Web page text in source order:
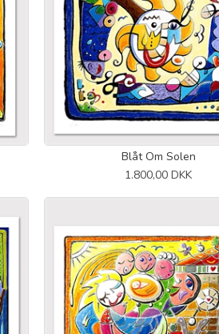
Blåt Om Solen
1.800,00 DKK